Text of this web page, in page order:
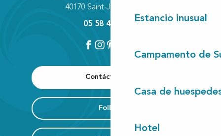
Estancio inusual
Campamento de
Casa de
Hotel
Contáctenos
Folleto
40170 Saint-Julien-en-Born
05 58 42 89 80